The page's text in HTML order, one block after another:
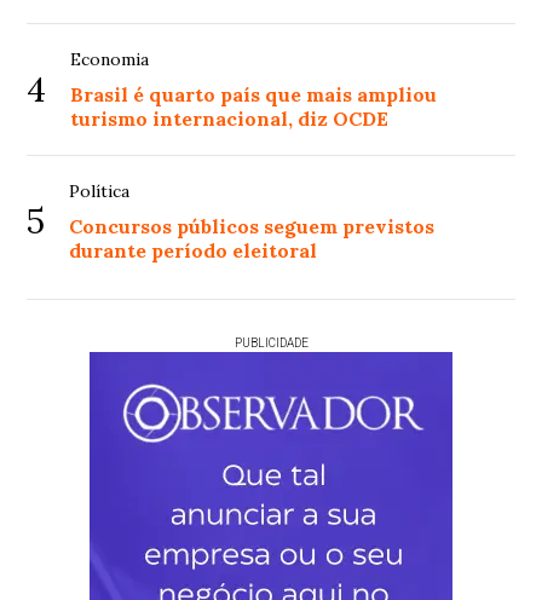
4
Economia
Brasil é quarto país que mais ampliou
turismo internacional, diz OCDE
5
Política
Concursos públicos seguem previstos
durante período eleitoral
PUBLICIDADE